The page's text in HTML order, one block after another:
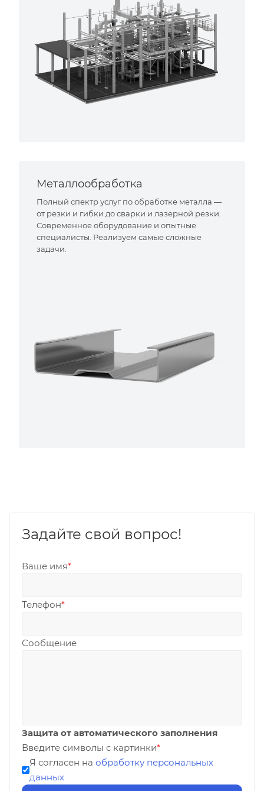
Металлообработка
Полный спектр услуг по обработке металла —
от резки и гибки до сварки и лазерной резки.
Современное оборудование и опытные
специалисты. Реализуем самые сложные
задачи.
Задайте свой вопрос!
Ваше имя*
Телефон*
Сообщение
Защита от автоматического заполнения
Введите символы с картинки*
Я согласен на обработку персональных
данных